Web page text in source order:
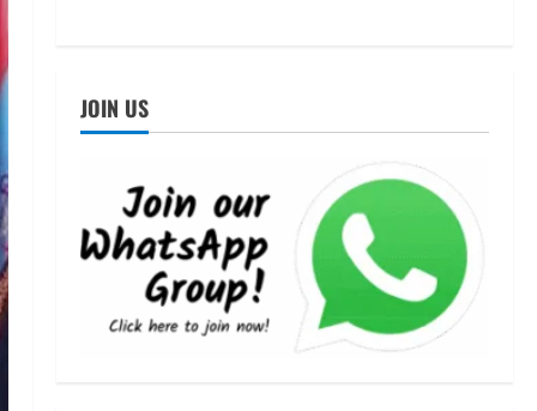
JOIN US
अवसर
5
STATES NEWS
महाराज की राजस्थान के मुख्यमंत्री से
शिष्टाचार भेंट पर्यटन और सांस्कृतिक
गतिविधियों के विस्तार पर हुई चर्चा
August 4, 2026
UTTARAKHAND NEWS